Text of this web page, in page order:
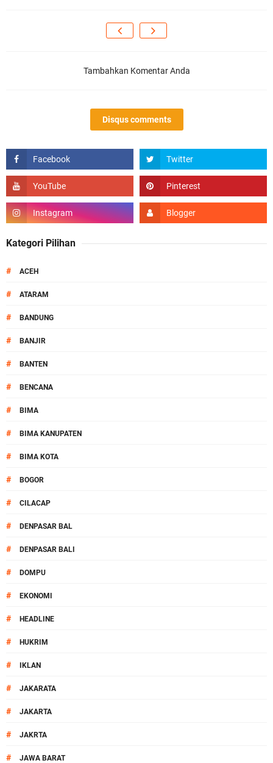
Tambahkan Komentar Anda
Disqus comments
Kategori Pilihan
# ACEH
# ATARAM
# BANDUNG
# BANJIR
# BANTEN
# BENCANA
# BIMA
# BIMA KANUPATEN
# BIMA KOTA
# BOGOR
# CILACAP
# DENPASAR BAL
# DENPASAR BALI
# DOMPU
# EKONOMI
# HEADLINE
# HUKRIM
# IKLAN
# JAKARATA
# JAKARTA
# JAKRTA
# JAWA BARAT